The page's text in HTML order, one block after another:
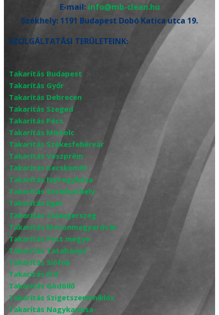
E-mail: info@mb-clean.hu
Székhely: 1191 Budapest Dobó Katica utca 19.
SZOLGÁLTATÁSI TERÜLETEINK:
Takarítás Budapest
Takarítás Győr
Takarítás Debrecen
Takarítás Szeged
Takarítás Pécs
Takarítás Miskolc
Takarítás Székesfehérvár
Takarítás Veszprém
Takarítás Kecskemét
Takarítás Nyíregyháza
Takarítás Szombathely
Takarítás Eger
Takarítás Zalaegerszeg
Takarítás Mosonmagyaróvár
Takarítás Pest megye
Takarítás Tatabánya
Takarítás Siófok
Takarítás Érd
Takarítás Gödöllő
Takarítás Szigetszentmiklós
Takarítás Nagykanizsa